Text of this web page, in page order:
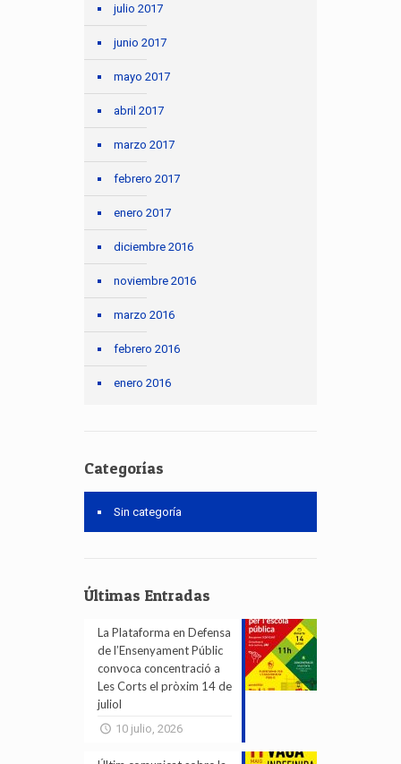
julio 2017
junio 2017
mayo 2017
abril 2017
marzo 2017
febrero 2017
enero 2017
diciembre 2016
noviembre 2016
marzo 2016
febrero 2016
enero 2016
Categorías
Sin categoría
Últimas Entradas
La Plataforma en Defensa
de l’Ensenyament Públic
convoca concentració a
Les Corts el pròxim 14 de
juliol
10 julio, 2026